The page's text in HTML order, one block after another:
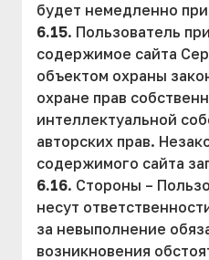
будет немедленно
6.15. Пользователь
содержимое сайта
объектом охраны
охране прав
интеллектуальной
авторских прав.
содержимого сайта
6.16. Стороны –
несут
за невыполнение
возникновения